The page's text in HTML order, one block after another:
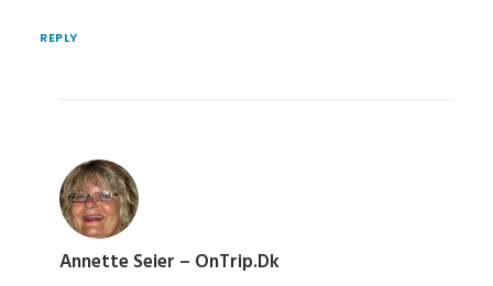
REPLY
Annette Seier – OnTrip.dk